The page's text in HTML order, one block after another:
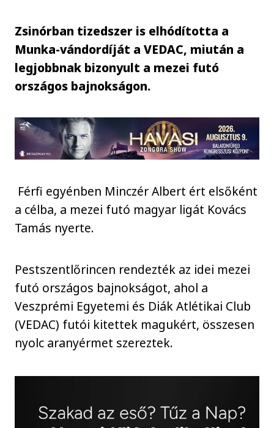
Zsinórban tizedszer is elhódította a
Munka-vándordíját a VEDAC, miután a
legjobbnak bizonyult a mezei futó
országos bajnokságon.
Férfi egyénben Minczér Albert ért elsőként
a célba, a mezei futó magyar ligát Kovács
Tamás nyerte.
Pestszentlőrincen rendezték az idei mezei
futó országos bajnokságot, ahol a
Veszprémi Egyetemi és Diák Atlétikai Club
(VEDAC) futói kitettek magukért, összesen
nyolc aranyérmet szereztek.